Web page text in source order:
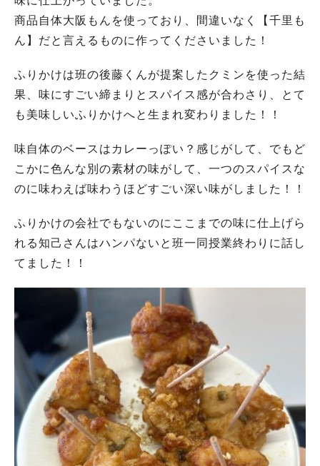
商品自体大阪もんを使っており、間違いなく【千里も
ん】だと言えるものに作ってくださいました！
ふりかけは班の後藤くんが提案したクミンを使った結
果、味にすごい締まりとスパイス感が合わさり、とて
も美味しいふりかけへと生まれ変わりました！！
味自体のベースはカレーっぽい？感じがして、でもど
こかに色んな別の素材の味がして、一つのスパイスな
のに味わえば味わうほどすごい深い味がしました！！
ふりかけの会社でもないのにここまでの味に仕上げら
れる知己さんはハンパないと班一同授業終わりに話し
てました！！